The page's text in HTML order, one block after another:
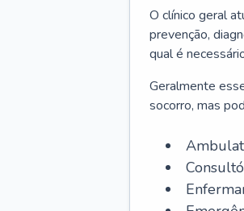
O clínico geral
prevenção,
qual é
Geralmente
socorro, mas